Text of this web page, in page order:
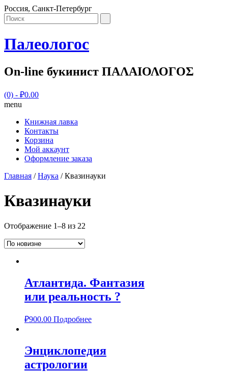
Россия, Санкт-Петербург
Палеологос
On-line букинист ΠΑΛΑΙΟΛΟΓΟΣ
(0) - ₽0.00
menu
Книжная лавка
Контакты
Корзина
Мой аккаунт
Оформление заказа
Главная /Наука / Квазинауки
Квазинауки
Отображение 1–8 из 22
Атлантида. Фантазия
или реальность ?
₽900.00 Подробнее
Энциклопедия
астрологии